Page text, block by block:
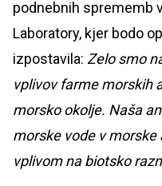
podnebnih sprememb
Laboratory, kjer bodo
izpostavila: Zelo smo
vplivov farme morskih
morsko okolje. Naša
morske vode v
vplivom na biotsko